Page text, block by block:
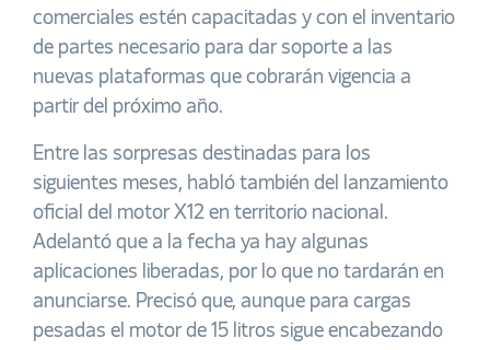
comerciales estén capacitadas y con el inventario
de partes necesario para dar soporte a las
nuevas plataformas que cobrarán vigencia a
partir del próximo año.
Entre las sorpresas destinadas para los
siguientes meses, habló también del lanzamiento
oficial del motor X12 en territorio nacional.
Adelantó que a la fecha ya hay algunas
aplicaciones liberadas, por lo que no tardarán en
anunciarse. Precisó que, aunque para cargas
pesadas el motor de 15 litros sigue encabezando